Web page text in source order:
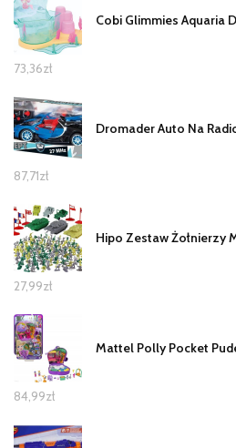
Cobi Glimmies Aquaria
73,36zł
Dromader Auto Na
87,71zł
Hipo Zestaw Żołnierzy
27,99zł
Mattel Polly Pocket
84,99zł